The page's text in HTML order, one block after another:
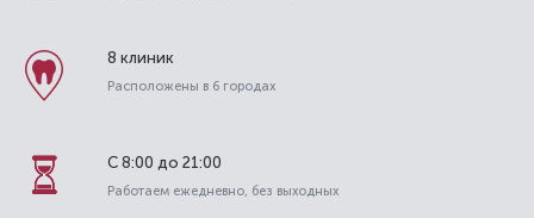
8 клиник
Расположены в 6 городах
С 8:00 до 21:00
Работаем ежедневно, без выходных